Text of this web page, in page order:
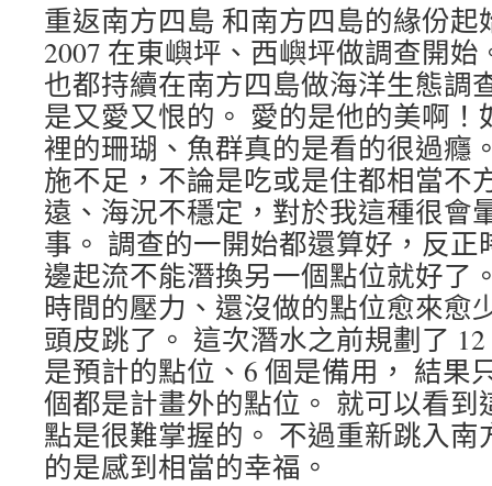
重返南方四島 和南方四島的緣份起
2007 在東嶼坪、西嶼坪做調查開始
也都持續在南方四島做海洋生態調
是又愛又恨的。 愛的是他的美啊
裡的珊瑚、魚群真的是看的很過癮
施不足，不論是吃或是住都相當不
遠、海況不穩定，對於我這種很會
事。 調查的一開始都還算好，反
邊起流不能潛換另一個點位就好了
時間的壓力、還沒做的點位愈來愈
頭皮跳了。 這次潛水之前規劃了
是預計的點位、6 個是備用， 結果
個都是計畫外的點位。 就可以看
點是很難掌握的。 不過重新跳入
的是感到相當的幸福。